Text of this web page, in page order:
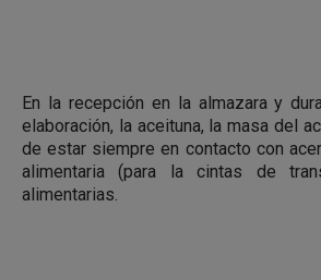
En la recepción en la almazara y
elaboración, la aceituna, la masa del
de estar siempre en contacto con
alimentaria (para la cintas de
alimentarias.